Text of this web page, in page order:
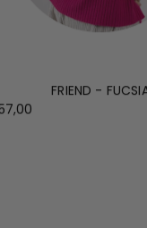
FRIEND -